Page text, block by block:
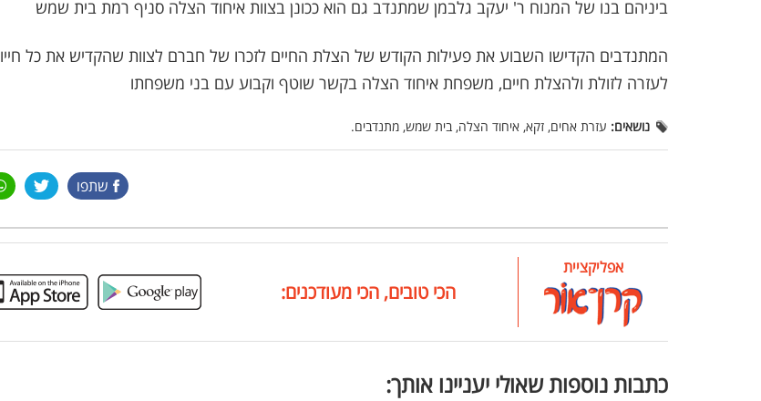
ביניהם בנו של המנוח ר' יעקב גלבמן שמתנדב גם הוא ככונן בצוות איחוד הצלה סניף רמת בית שמש
המתנדבים הקדישו השבוע את פעילות הקודש של הצלת החיים לזכרו של חברם לצוות שהקדיש את כל חייו
לעזרה לזולת ולהצלת חיים, משפחת איחוד הצלה בקשר שוטף וקבוע עם בני משפחתו
נושאים: עזרת אחים, זקא, איחוד הצלה, בית שמש, מתנדבים.
שתפו
אפליקציית
הכי טובים, הכי מעודכנים:
כתבות נוספות שאולי יעניינו אותך: